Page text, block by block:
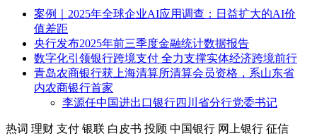
案例｜2025年全球企业AI应用调查：日益扩大的AI价
值差距
央行发布2025年前三季度金融统计数据报告
数字化引领银行跨境支付 全力支撑实体经济跨境前行
青岛农商银行获上海清算所清算会员资格，系山东省
内农商银行首家
李源任中国进出口银行四川省分行党委书记
热词 理财 支付 银联 白皮书 投顾 中国银行 网上银行 征信